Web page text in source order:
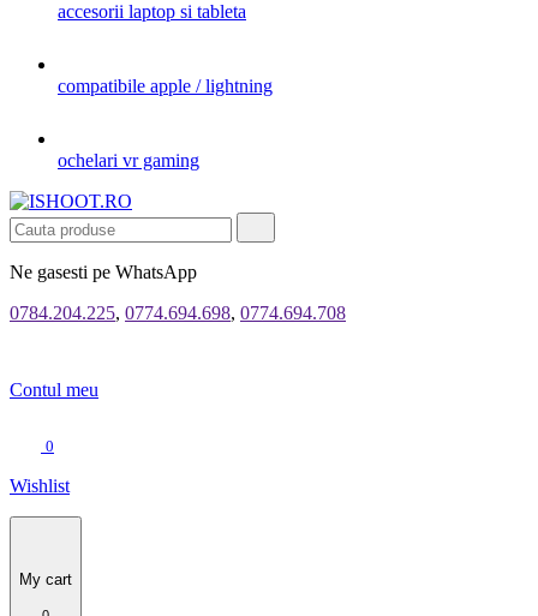
accesorii laptop si tableta
compatibile apple / lightning
ochelari vr gaming
Ne gasesti pe WhatsApp
0784.204.225, 0774.694.698, 0774.694.708
Contul meu
0
Wishlist
My cart